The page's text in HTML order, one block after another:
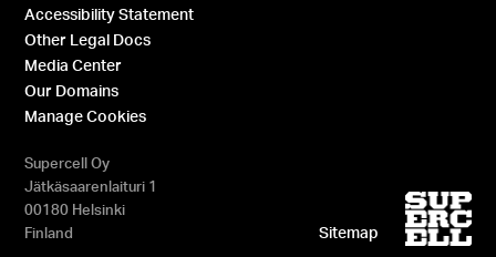
Accessibility Statement
Other Legal Docs
Media Center
Our Domains
Manage Cookies
Supercell Oy
Jätkäsaarenlaituri 1
00180 Helsinki
Finland
Sitemap